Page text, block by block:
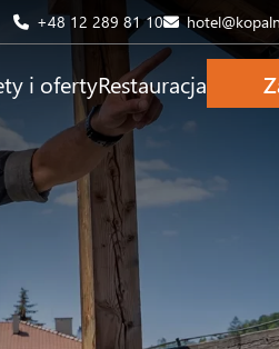
+48 12 289 81 10
i ofertyRestauracja